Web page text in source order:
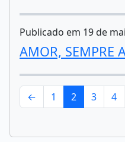
Publicado em 19 de
AMOR, SEMPRE
← 1 2 3 4